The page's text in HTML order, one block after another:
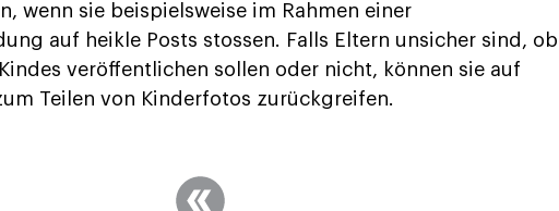
wenn sie beispielsweise im Rahmen einer
auf heikle Posts stossen. Falls Eltern unsicher sind, ob
veröffentlichen sollen oder nicht, können sie auf
Teilen von Kinderfotos zurückgreifen.